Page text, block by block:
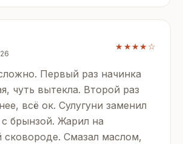
★★★★☆
Первый раз начинка
чуть вытекла. Второй раз
всё ок. Сулугуни заменил
брынзой. Жарил на
сковороде. Смазал маслом,